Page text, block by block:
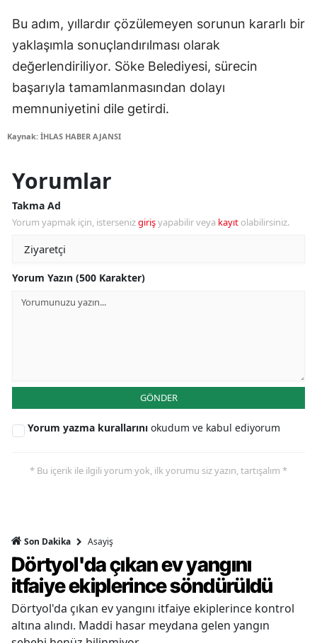
Bu adım, yıllardır çözülemeyen sorunun kararlı bir
yaklaşımla sonuçlandırılması olarak
değerlendiriliyor. Söke Belediyesi, sürecin
başarıyla tamamlanmasından dolayı
memnuniyetini dile getirdi.
Kaynak: İHLAS HABER AJANSI
Yorumlar
Takma Ad
Yorum yapmak için, istersenizgirişyapabilir veya kayıt olabilirsiniz.
Yorum Yazın (500 Karakter)
GÖNDER
Yorum yazma kurallarını okudum ve kabul ediyorum
* Bu içerik ile ilgili yorum yok, ilk yorumu siz yazın, tartışalım *
Son Dakika Asayiş
Dörtyol'da çıkan ev yangını
itfaiye ekiplerince söndürüldü
Dörtyol'da çıkan ev yangını itfaiye ekiplerince kontrol
altına alındı. Maddi hasar meydana gelen yangın